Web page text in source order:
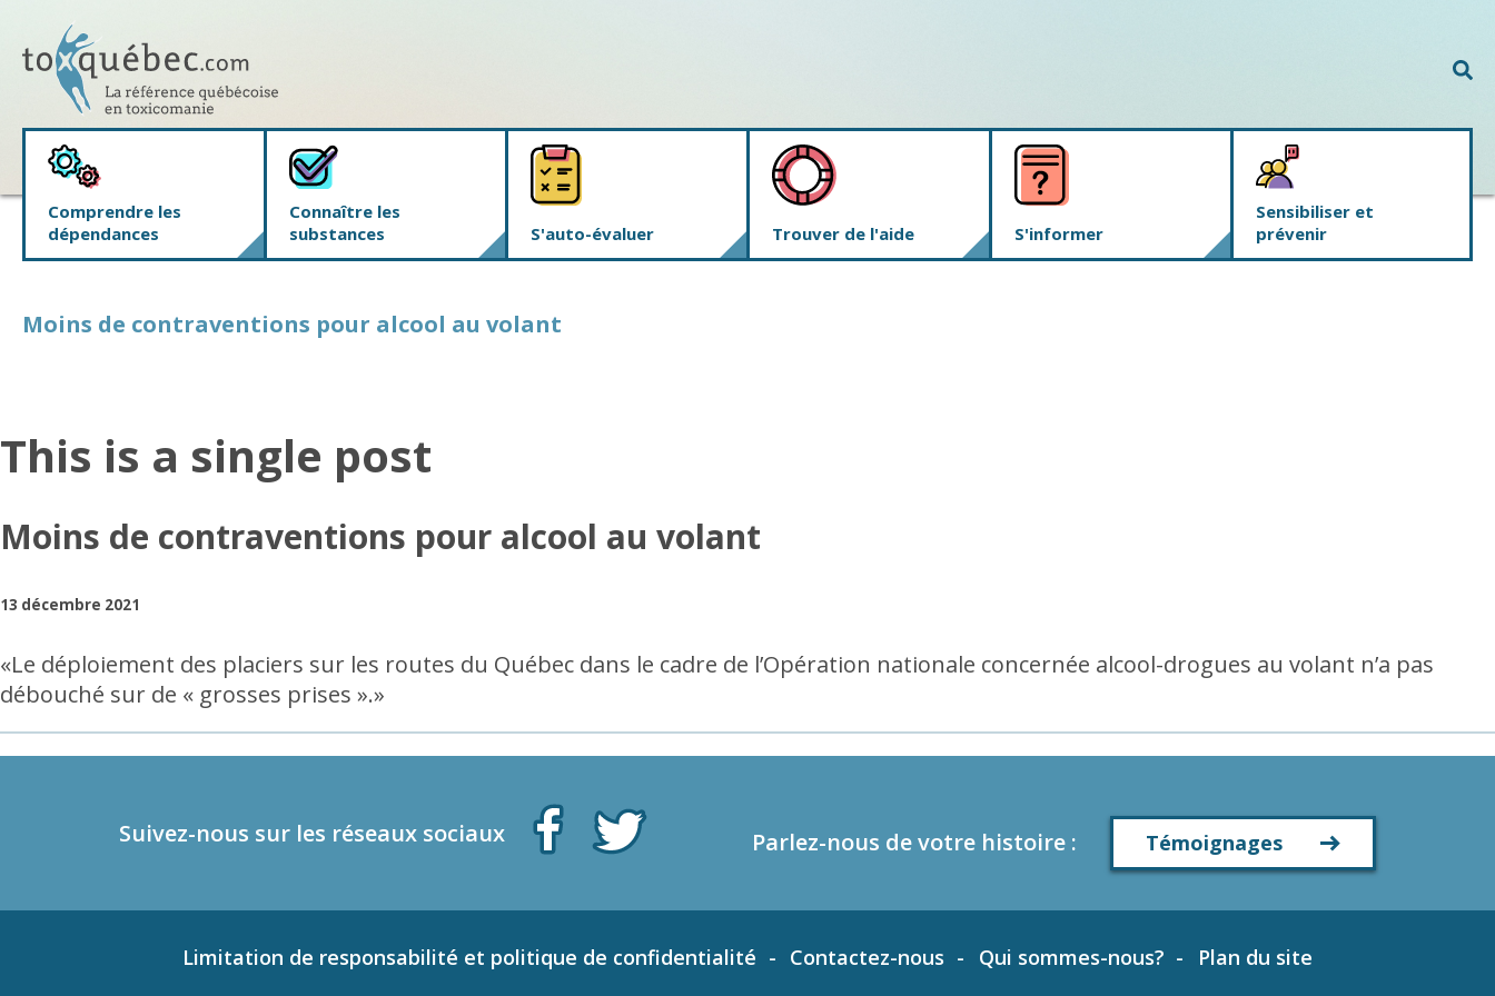
Comprendre les
dépendances
Connaître les
substances
S'auto-évaluer Trouver de l'aide S'informer
Sensibiliser et
prévenir
Moins de contraventions pour alcool au volant
This is a single post
Moins de contraventions pour alcool au volant
13 décembre 2021
«Le déploiement des placiers sur les routes du Québec dans le cadre de l’Opération nationale concernée alcool-drogues au volant n’a pas
débouché sur de « grosses prises ».»
Suivez-nous sur les réseaux sociaux Parlez-nous de votre histoire : Témoignages
Limitation de responsabilité et politique de confidentialité Contactez-nous Qui sommes-nous? Plan du site